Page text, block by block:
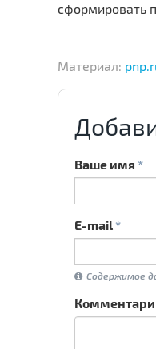
сформировать
Материал:
Ваше имя *
E-mail *
Содержимое